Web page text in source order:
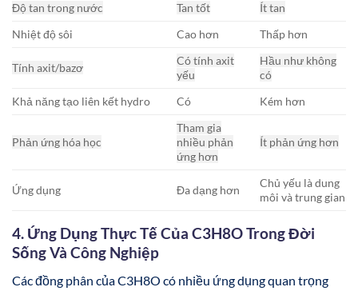
Độ tan trong nước
Tan tốt
Ít tan
Nhiệt độ sôi
Cao hơn Thấp hơn
Tính axit/bazơ
Có tính axit
yếu
Hầu như không
có
Khả năng tạo liên kết hydro
Có Kém hơn
Phản ứng hóa học
Tham gia
nhiều phản
ứng hơn
Ít phản ứng hơn
Ứng dụng Đa dạng hơn
Chủ yếu là dung
môi và trung gian
4. Ứng Dụng Thực Tế Của C3H8O Trong Đời
Sống Và Công Nghiệp
Các đồng phân của C3H8O có nhiều ứng dụng quan trọng